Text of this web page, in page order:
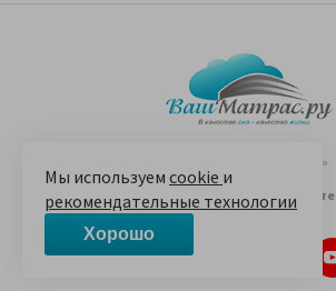
© 2005-2026 «Ваш матрас»
14 лет на Яндекс.Маркете
Мы используем cookie и
рекомендательные технологии
Хорошо